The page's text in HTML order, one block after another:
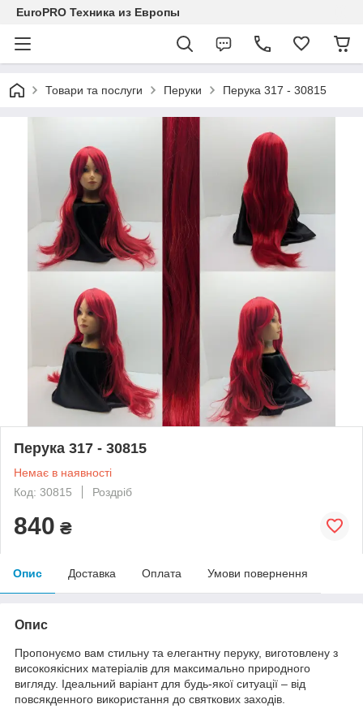
EuroPRO Техника из Европы
Товари та послуги Перуки Перука 317 - 30815
Перука 317 - 30815
Немає в наявності
Код: 30815
Роздріб
840 ₴
Опис Доставка Оплата Умови повернення
Опис
Пропонуємо вам стильну та елегантну перуку, виготовлену з
високоякісних матеріалів для максимально природного
вигляду. Ідеальний варіант для будь-якої ситуації – від
повсякденного використання до святкових заходів.